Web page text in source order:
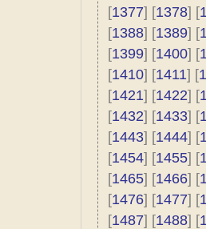
[1377] [1378] [
[1388] [1389] [
[1399] [1400] [
[1410] [1411] [
[1421] [1422] [
[1432] [1433] [
[1443] [1444] [
[1454] [1455] [
[1465] [1466] [
[1476] [1477] [
[1487] [1488] [